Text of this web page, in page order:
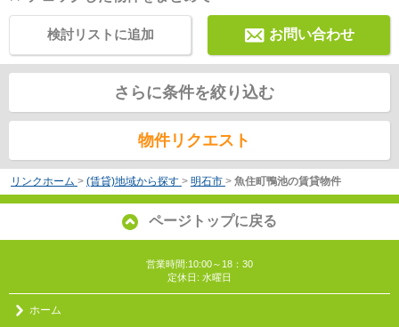
お問い合わせ
検討リストに追加
さらに条件を絞り込む
物件リクエスト
リンクホーム > (賃貸)地域から探す > 明石市 > 魚住町鴨池の賃貸物件
ページトップに戻る
営業時間:10:00～18：30
定休日: 水曜日
ホーム